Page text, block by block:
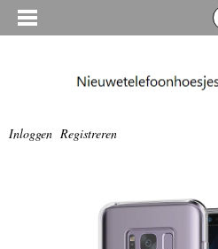
Inloggen Registreren